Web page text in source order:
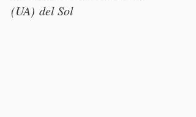
(UA) del Sol